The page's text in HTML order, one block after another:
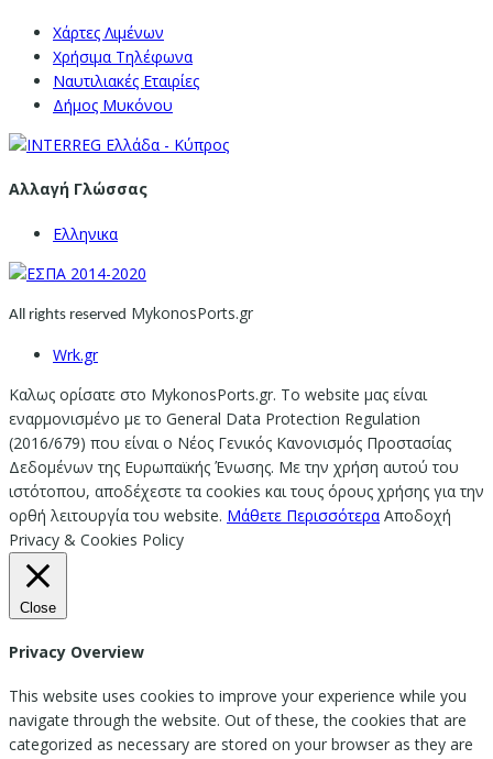
Χάρτες Λιμένων
Χρήσιμα Τηλέφωνα
Ναυτιλιακές Εταιρίες
Δήμος Μυκόνου
Αλλαγή Γλώσσας
Ελληνικα
All rights reserved MykonosPorts.gr
Wrk.gr
Καλως ορίσατε στο MykonosPorts.gr. Το website μας είναι
εναρμονισμένο με το General Data Protection Regulation
(2016/679) που είναι ο Νέος Γενικός Κανονισμός Προστασίας
Δεδομένων της Ευρωπαϊκής Ένωσης. Με την χρήση αυτού του
ιστότοπου, αποδέχεστε τα cookies και τους όρους χρήσης για την
ορθή λειτουργία του website. Μάθετε Περισσότερα Αποδοχή
Privacy & Cookies Policy
Close
Privacy Overview
This website uses cookies to improve your experience while you
navigate through the website. Out of these, the cookies that are
categorized as necessary are stored on your browser as they are